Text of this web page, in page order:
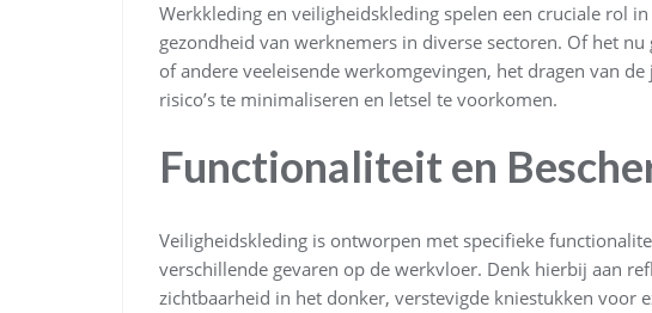
Werkkleding en veiligheidskleding spelen een cruciale rol
gezondheid van werknemers in diverse sectoren. Of het
of andere veeleisende werkomgevingen, het dragen van
risico’s te minimaliseren en letsel te voorkomen.
Functionaliteit en
Veiligheidskleding is ontworpen met specifieke
verschillende gevaren op de werkvloer. Denk hierbij aan
zichtbaarheid in het donker, verstevigde kniestukken voor